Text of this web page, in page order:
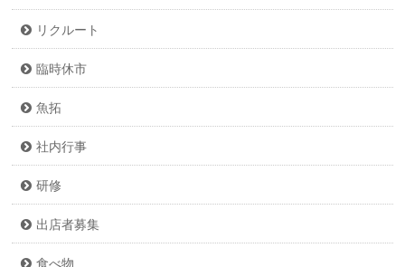
リクルート
臨時休市
魚拓
社内行事
研修
出店者募集
食べ物